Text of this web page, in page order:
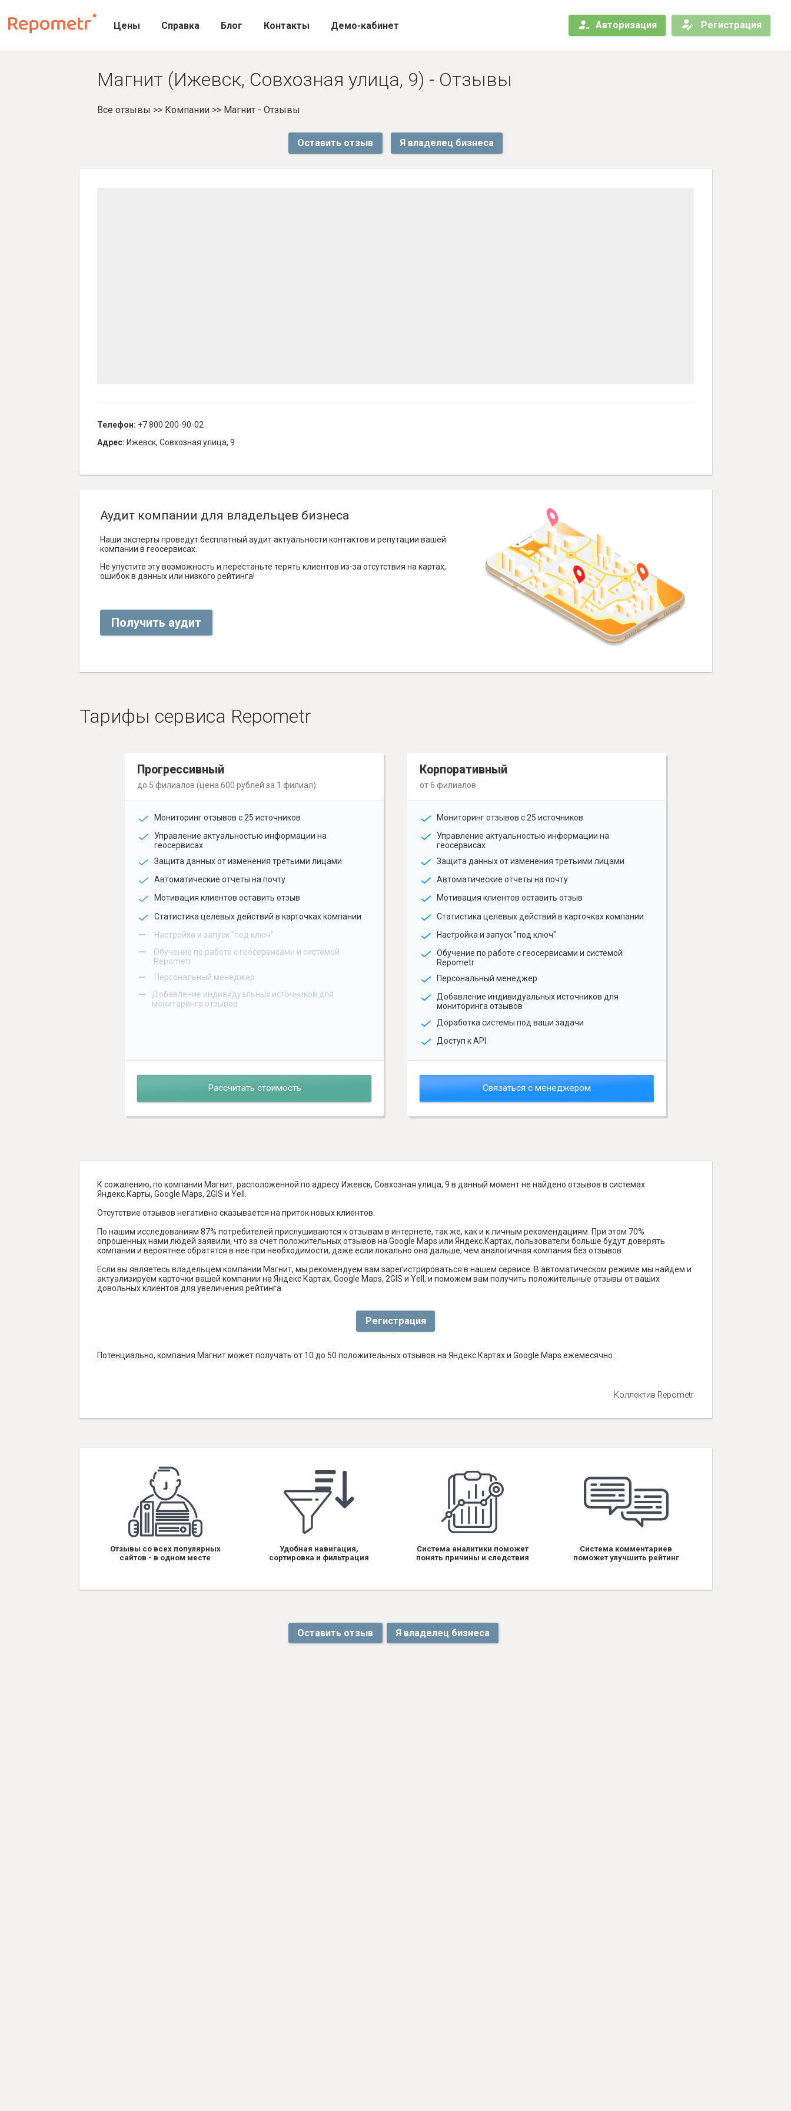
Цены Справка Блог Контакты Демо-кабинет Авторизация Регистрация
Магнит (Ижевск, Совхозная улица, 9) - Отзывы
Все отзывы >> Компании>> Магнит - Отзывы
Оставить отзыв Я владелец бизнеса
Телефон: +7 800 200-90-02
Адрес: Ижевск, Совхозная улица, 9
Аудит компании для владельцев бизнеса
Наши эксперты проведут бесплатный аудит актуальности контактов и репутации вашей
компании в геосервисах.
Не упустите эту возможность и перестаньте терять клиентов из-за отсутствия на картах,
ошибок в данных или низкого рейтинга!
Получить аудит
Тарифы сервиса Repometr
Прогрессивный
до 5 филиалов (цена 600 рублей за 1 филиал)
Мониторинг отзывов с 25 источников
Управление актуальностью информации на
геосервисах
Защита данных от изменения третьими лицами
Автоматические отчеты на почту
Мотивация клиентов оставить отзыв
Статистика целевых действий в карточках компании
– Настройка и запуск "под ключ"
–
Обучение по работе с геосервисами и системой
Repometr
– Персональный менеджер
–
Добавление индивидуальных источников для
мониторинга отзывов
Рассчитать стоимость
Корпоративный
от 6 филиалов
Мониторинг отзывов с 25 источников
Управление актуальностью информации на
геосервисах
Защита данных от изменения третьими лицами
Автоматические отчеты на почту
Мотивация клиентов оставить отзыв
Статистика целевых действий в карточках компании
Настройка и запуск "под ключ"
Обучение по работе с геосервисами и системой
Repometr
Персональный менеджер
Добавление индивидуальных источников для
мониторинга отзывов
Доработка системы под ваши задачи
Доступ к API
Связаться с менеджером
К сожалению, по компании Магнит, расположенной по адресу Ижевск, Совхозная улица, 9 в данный момент не найдено отзывов в системах
Яндекс.Карты, Google Maps, 2GIS и Yell.
Отсутствие отзывов негативно сказывается на приток новых клиентов.
По нашим исследованиям 87% потребителей прислушиваются к отзывам в интернете, так же, как и к личным рекомендациям. При этом 70%
опрошенных нами людей заявили, что за счет положительных отзывов на Google Maps или Яндекс.Картах, пользователи больше будут доверять
компании и вероятнее обратятся в нее при необходимости, даже если локально она дальше, чем аналогичная компания без отзывов.
Если вы являетесь владельцем компании Магнит, мы рекомендуем вам зарегистрироваться в нашем сервисе. В автоматическом режиме мы найдем и
актуализируем карточки вашей компании на Яндекс Картах, Google Maps, 2GIS и Yell, и поможем вам получить положительные отзывы от ваших
довольных клиентов для увеличения рейтинга.
Регистрация
Потенциально, компания Магнит может получать от 10 до 50 положительных отзывов на Яндекс Картах и Google Maps ежемесячно.
Коллектив Repometr
Отзывы со всех популярных
сайтов - в одном месте
Удобная навигация,
сортировка и фильтрация
Система аналитики поможет
понять причины и следствия
Система комментариев
поможет улучшить рейтинг
Оставить отзыв Я владелец бизнеса